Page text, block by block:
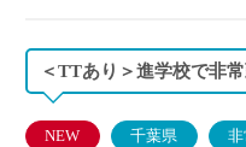
＜TTあり＞進学校で非
NEW 千葉県